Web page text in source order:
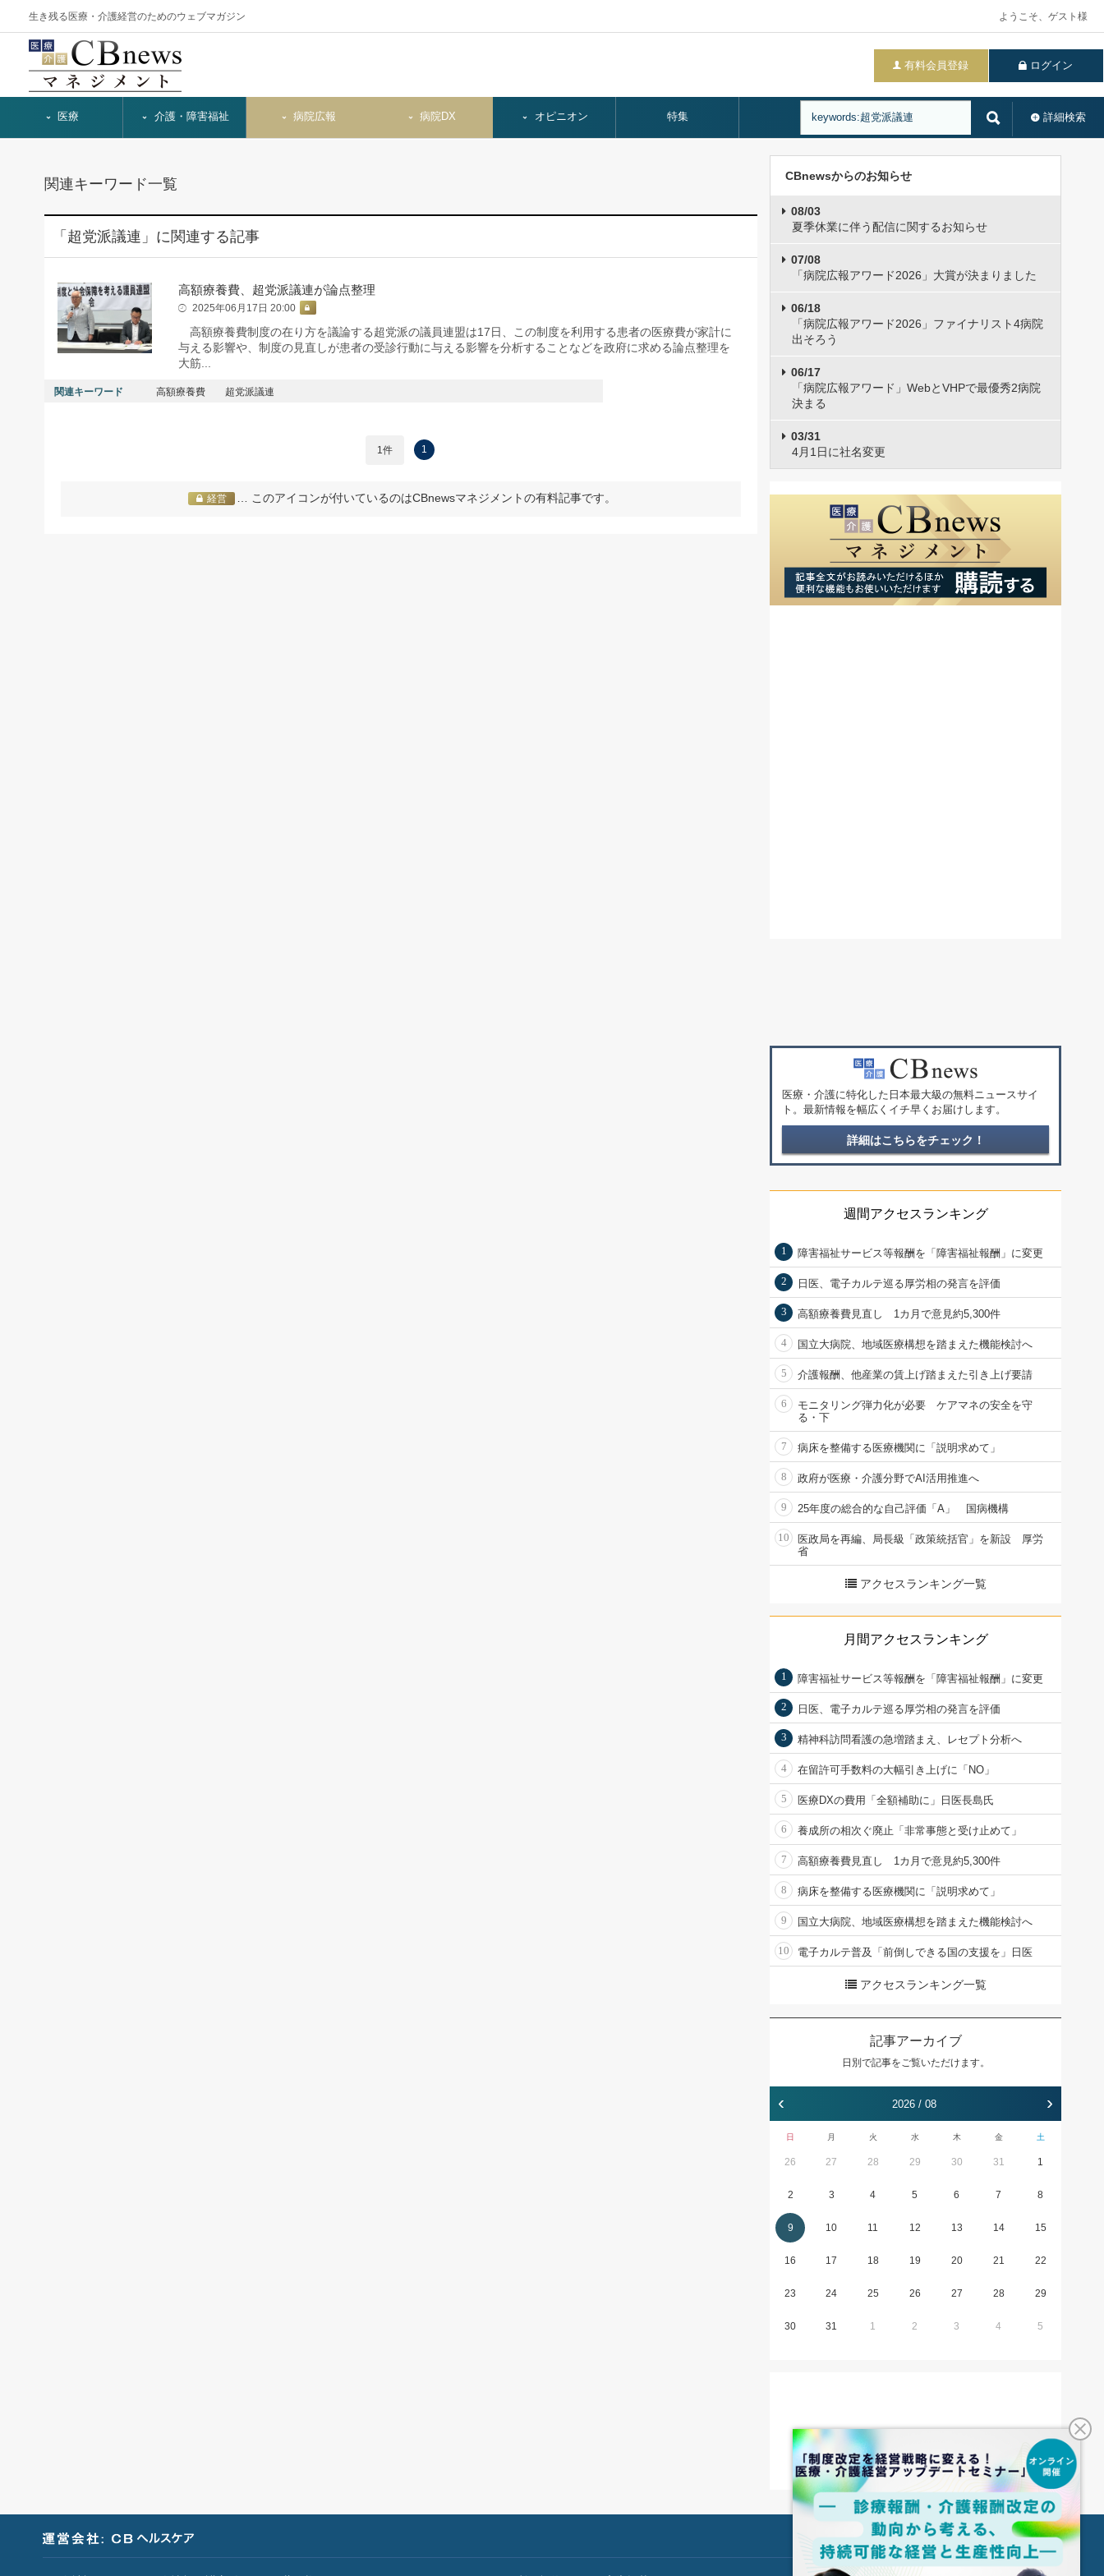
生き残る医療・介護経営のためのウェブマガジン ようこそ、ゲスト様
有料会員登録 ログイン
詳細検索
医療 介護・障害福祉 病院広報 病院DX オピニオン 特集
関連キーワード一覧
「超党派議連」に関連する記事
高額療養費、超党派議連が論点整理
2025年06月17日 20:00
高額療養費制度の在り方を議論する超党派の議員連盟は17日、この制度を利用する患者の医療費が家計に
与える影響や、制度の見直しが患者の受診行動に与える影響を分析することなどを政府に求める論点整理を
大筋...
関連キーワード 高額療養費 超党派議連
1件 1
経営 … このアイコンが付いているのはCBnewsマネジメントの有料記事です。
CBnewsからのお知らせ
08/03
夏季休業に伴う配信に関するお知らせ
07/08
「病院広報アワード2026」大賞が決まりました
06/18
「病院広報アワード2026」ファイナリスト4病院
出そろう
06/17
「病院広報アワード」WebとVHPで最優秀2病院
決まる
03/31
4月1日に社名変更
医療・介護に特化した日本最大級の無料ニュースサイ
ト。最新情報を幅広くイチ早くお届けします。
詳細はこちらをチェック！
週間アクセスランキング
1 障害福祉サービス等報酬を「障害福祉報酬」に変更
2 日医、電子カルテ巡る厚労相の発言を評価
3 高額療養費見直し 1カ月で意見約5,300件
4 国立大病院、地域医療構想を踏まえた機能検討へ
5 介護報酬、他産業の賃上げ踏まえた引き上げ要請
6
モニタリング弾力化が必要 ケアマネの安全を守
る・下
7 病床を整備する医療機関に「説明求めて」
8 政府が医療・介護分野でAI活用推進へ
9 25年度の総合的な自己評価「A」 国病機構
10
医政局を再編、局長級「政策統括官」を新設 厚労
省
アクセスランキング一覧
月間アクセスランキング
1 障害福祉サービス等報酬を「障害福祉報酬」に変更
2 日医、電子カルテ巡る厚労相の発言を評価
3 精神科訪問看護の急増踏まえ、レセプト分析へ
4 在留許可手数料の大幅引き上げに「NO」
5 医療DXの費用「全額補助に」日医長島氏
6 養成所の相次ぐ廃止「非常事態と受け止めて」
7 高額療養費見直し 1カ月で意見約5,300件
8 病床を整備する医療機関に「説明求めて」
9 国立大病院、地域医療構想を踏まえた機能検討へ
10 電子カルテ普及「前倒しできる国の支援を」日医
アクセスランキング一覧
記事アーカイブ
日別で記事をご覧いただけます。
‹ 2026 / 08 ›
日 月 火 水 木 金 土
26 27 28 29 30 31 1
2 3 4 5 6 7 8
9 10 11 12 13 14 15
16 17 18 19 20 21 22
23 24 25 26 27 28 29
30 31 1 2 3 4 5